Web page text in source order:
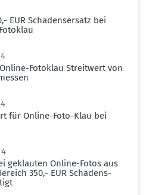
EUR Schadens­ersatz bei
Fotoklau Streitwert von
für Online-Foto-Klau bei
geklauten Online-Fotos aus
350,- EUR Schadens­